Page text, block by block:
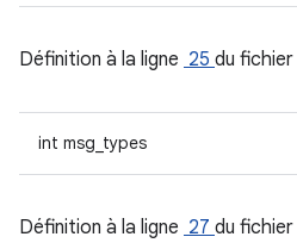
Définition à la ligne 25 du fichier
int msg_types
Définition à la ligne 27 du fichier